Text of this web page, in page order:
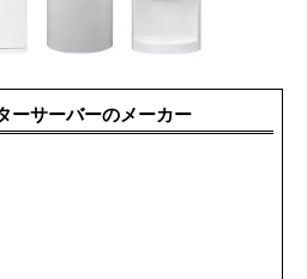
ーサーバーのメーカー